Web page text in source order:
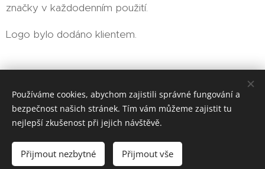
značky v každodenním použití.
Logo bylo dodáno klientem.
EMIT-CZ sociální podnik, s. r. o.
Vytvořeno službouWebnode Cookies
Jazyky
Čeština
Magyar English
Používáme cookies, abychom zajistili správné fungování a
bezpečnost našich stránek. Tím vám můžeme zajistit tu
nejlepší zkušenost při jejich návštěvě.
Přijmout nezbytné Přijmout vše